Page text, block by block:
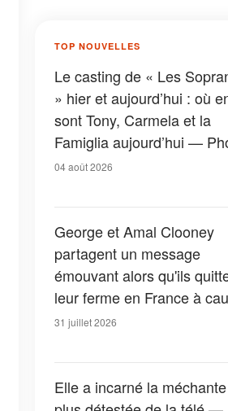
TOP NOUVELLES
Le casting de « Les
» hier et aujourd’hui : où
sont Tony, Carmela et la
Famiglia aujourd’hui —
04 août 2026
George et Amal Clooney
partagent un message
émouvant alors qu'ils
leur ferme en France à
des feux de forêt — Tous les
31 juillet 2026
Elle a incarné la